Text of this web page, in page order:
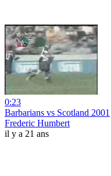
0:23
Barbarians vs Scotland 2001
Frederic Humbert
il y a 21 ans